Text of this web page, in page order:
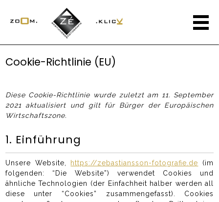
Cookie-Richtlinie (EU)
Diese Cookie-Richtlinie wurde zuletzt am 11. September
2021 aktualisiert und gilt für Bürger der Europäischen
Wirtschaftszone.
1. Einführung
Unsere Website, https://zebastiansson-fotografie.de (im
folgenden: “Die Website”) verwendet Cookies und
ähnliche Technologien (der Einfachheit halber werden all
diese unter “Cookies” zusammengefasst). Cookies